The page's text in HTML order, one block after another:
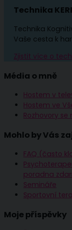
Technika
Technika
Vaše cesta k
Zjistit více o
Média o mně
Hostem v
Hostem ve
Rozhovory
Mohlo by Vás
FAQ (často
poradna
Semináře
Sportovní
Moje příspěvky